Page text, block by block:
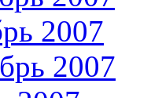
2007
2007